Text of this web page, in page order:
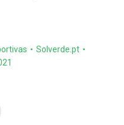
Solverde.pt